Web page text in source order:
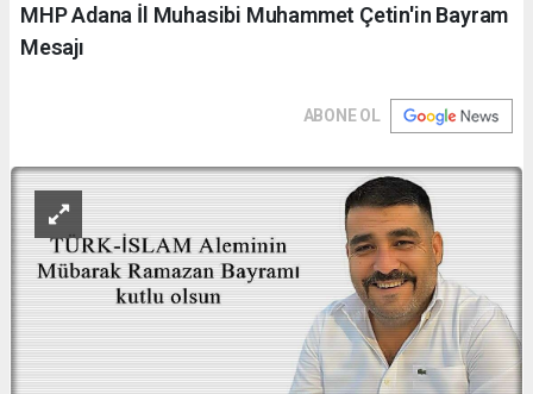
MHP Adana İl Muhasibi Muhammet Çetin'in Bayram
Mesajı
ABONE OL